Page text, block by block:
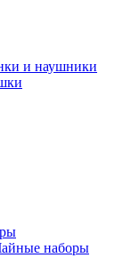
и наушники
наборы